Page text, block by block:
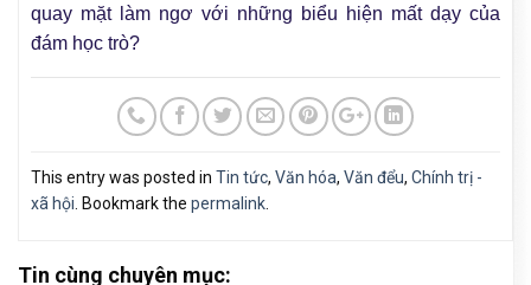
quay mặt làm ngơ với những biểu hiện mất dạy của
đám học trò?
This entry was posted in Tin tức, Văn hóa, Văn đểu, Chính trị -
xã hội . Bookmark the permalink
Tin cùng chuyên mục: